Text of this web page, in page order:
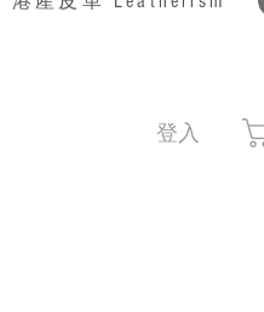
登入